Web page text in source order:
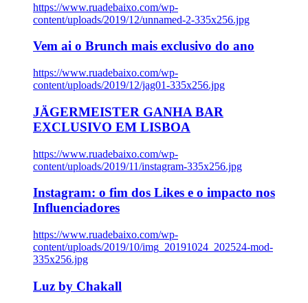
https://www.ruadebaixo.com/wp-
content/uploads/2019/12/unnamed-2-335x256.jpg
Vem ai o Brunch mais exclusivo do ano
https://www.ruadebaixo.com/wp-
content/uploads/2019/12/jag01-335x256.jpg
JÄGERMEISTER GANHA BAR
EXCLUSIVO EM LISBOA
https://www.ruadebaixo.com/wp-
content/uploads/2019/11/instagram-335x256.jpg
Instagram: o fim dos Likes e o impacto nos
Influenciadores
https://www.ruadebaixo.com/wp-
content/uploads/2019/10/img_20191024_202524-mod-
335x256.jpg
Luz by Chakall